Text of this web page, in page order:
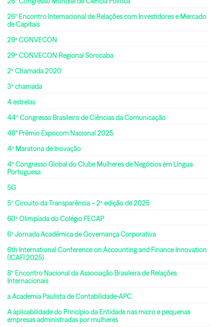
26º Encontro Internacional de Relações com Investidores e Mercado
de Capitais
29ª CONVECON
29ª CONVECON Regional Sorocaba
2ª Chamada 2020
3ª chamada
4 estrelas
44º Congresso Brasileiro de Ciências da Comunicação
48° Prêmio Expocom Nacional 2025
4ª Maratona de Inovação
4º Congresso Global do Clube Mulheres de Negócios em Língua
Portuguesa
5G
5º Circuito da Transparência – 2ª edição de 2025
60ª Olimpíada do Colégio FECAP
6ª Jornada Acadêmica de Governança Corporativa
6th International Conference on Accounting and Finance Innovation
(ICAFI 2025)
8º Encontro Nacional da Associação Brasileira de Relações
Internacionais
a Academia Paulista de Contabilidade-APC
A aplicabilidade do Princípio da Entidade nas micro e pequenas
empresas administradas por mulheres